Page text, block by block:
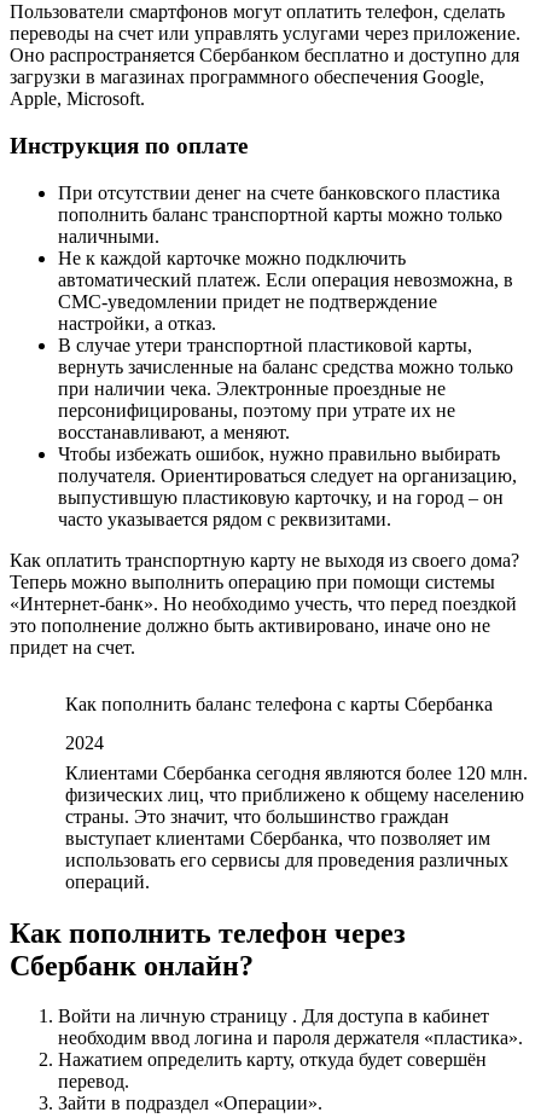
Пользователи смартфонов могут оплатить телефон, сделать
переводы на счет или управлять услугами через приложение.
Оно распространяется Сбербанком бесплатно и доступно для
загрузки в магазинах программного обеспечения Google,
Apple, Microsoft.
Инструкция по оплате
При отсутствии денег на счете банковского пластика
пополнить баланс транспортной карты можно только
наличными.
Не к каждой карточке можно подключить
автоматический платеж. Если операция невозможна, в
СМС-уведомлении придет не подтверждение
настройки, а отказ.
В случае утери транспортной пластиковой карты,
вернуть зачисленные на баланс средства можно только
при наличии чека. Электронные проездные не
персонифицированы, поэтому при утрате их не
восстанавливают, а меняют.
Чтобы избежать ошибок, нужно правильно выбирать
получателя. Ориентироваться следует на организацию,
выпустившую пластиковую карточку, и на город – он
часто указывается рядом с реквизитами.
Как оплатить транспортную карту не выходя из своего дома?
Теперь можно выполнить операцию при помощи системы
«Интернет-банк». Но необходимо учесть, что перед поездкой
это пополнение должно быть активировано, иначе оно не
придет на счет.
Как пополнить баланс телефона с карты Сбербанка
2024
Клиентами Сбербанка сегодня являются более 120 млн.
физических лиц, что приближено к общему населению
страны. Это значит, что большинство граждан
выступает клиентами Сбербанка, что позволяет им
использовать его сервисы для проведения различных
операций.
Как пополнить телефон через
Сбербанк онлайн?
Войти на личную страницу . Для доступа в кабинет
необходим ввод логина и пароля держателя «пластика».
Нажатием определить карту, откуда будет совершён
перевод.
Зайти в подраздел «Операции».